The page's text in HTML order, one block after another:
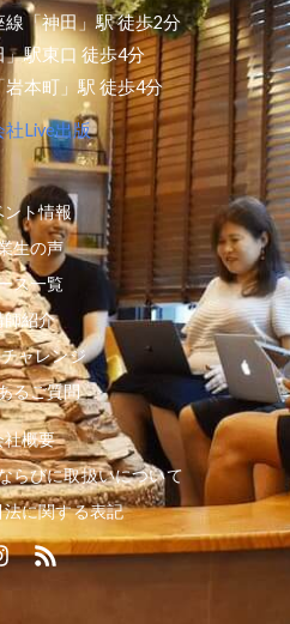
「神田」駅 徒歩2分
」駅東口 徒歩4分
本町」駅 徒歩4分
社Live出版
ント情報
生の声
ス一覧
師紹介
ャレンジ
るご質問
社概要
らびに取扱いについて
に関する表記
R
s